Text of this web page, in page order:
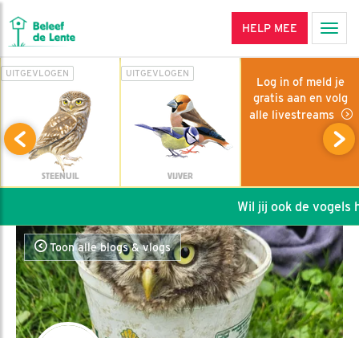
HELP MEE
UITGEVLOGEN
STEENUIL
UITGEVLOGEN
VIJVER
Log in of meld je
gratis aan en volg
alle livestreams
Wil jij ook de vogels
Toon alle blogs & vlogs